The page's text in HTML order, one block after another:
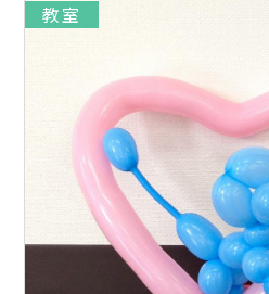
教室